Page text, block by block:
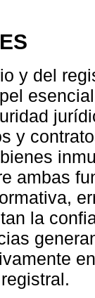
y del
y
ambas
la